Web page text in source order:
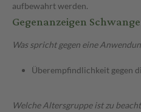
aufbewahrt werden.
Gegenanzeigen
Was spricht gegen eine
Überempfindlichkeit gegen
Welche Altersgruppe ist zu